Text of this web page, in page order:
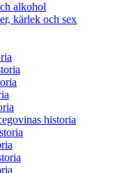
alkohol
kärlek och sex
historia